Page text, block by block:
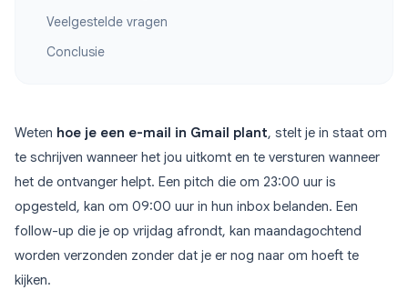
Veelgestelde vragen
Conclusie
Weten hoe je een e-mail in Gmail plant, stelt je in staat om
te schrijven wanneer het jou uitkomt en te versturen wanneer
het de ontvanger helpt. Een pitch die om 23:00 uur is
opgesteld, kan om 09:00 uur in hun inbox belanden. Een
follow-up die je op vrijdag afrondt, kan maandagochtend
worden verzonden zonder dat je er nog naar om hoeft te
kijken.